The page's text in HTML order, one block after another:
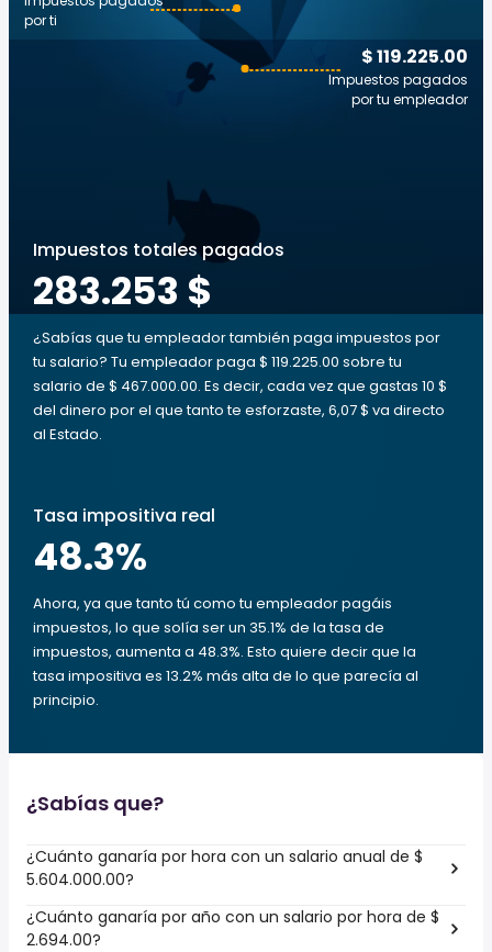
$ 119.225.00
Impuestos pagados
por tu empleador
por ti
Impuestos totales pagados
283.253 $
¿Sabías que tu empleador también paga impuestos por
tu salario? Tu empleador paga $ 119.225.00 sobre tu
salario de $ 467.000.00. Es decir, cada vez que gastas 10 $
del dinero por el que tanto te esforzaste, 6,07 $ va directo
al Estado.
Tasa impositiva real
48.3%
Ahora, ya que tanto tú como tu empleador pagáis
impuestos, lo que solía ser un 35.1% de la tasa de
impuestos, aumenta a 48.3%. Esto quiere decir que la
tasa impositiva es 13.2% más alta de lo que parecía al
principio.
¿Sabías que?
¿Cuánto ganaría por hora con un salario anual de $
5.604.000.00?
¿Cuánto ganaría por año con un salario por hora de $
2.694.00?